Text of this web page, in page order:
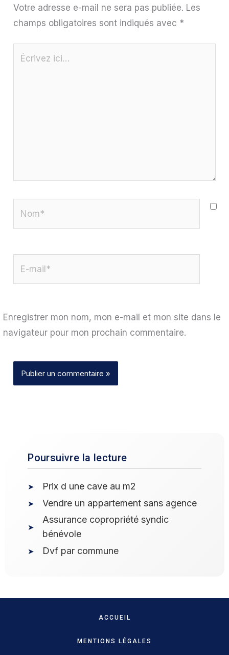
Votre adresse e-mail ne sera pas publiée. Les
champs obligatoires sont indiqués avec *
Écrivez
Enregistrer mon nom, mon e-mail et mon site dans le
navigateur pour mon prochain commentaire.
Poursuivre la lecture
Prix d une cave au m2
Vendre un appartement sans agence
Assurance copropriété syndic
bénévole
Dvf par commune
ACCUEIL
MENTIONS LÉGALES